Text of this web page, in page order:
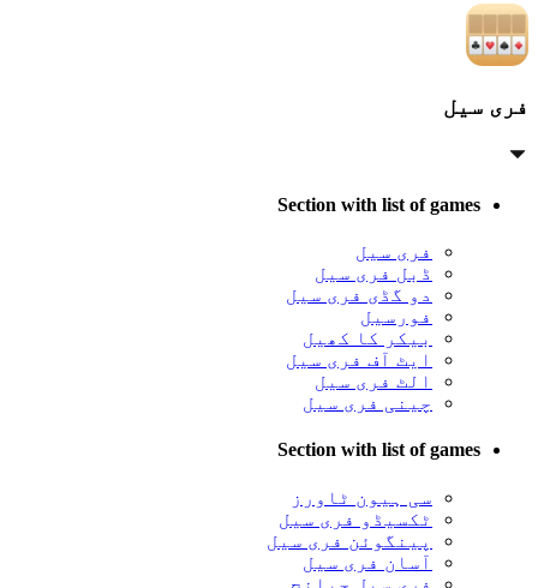
فری سیل
Section with list of games
فری سیل
ڈبل فری سیل
دو گڈی فری سیل
فورسیل
بیکر کا کھیل
ایٹ آف فری سیل
الٹ فری سیل
چینی فری سیل
Section with list of games
سی ہیون ٹاورز
ٹکسیڈو فری سیل
پینگوئن فری سیل
آسان فری سیل
فری سیل چیلنج